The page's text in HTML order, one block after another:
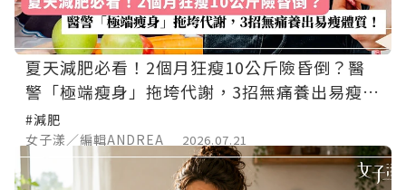
夏天減肥必看！2個月狂瘦10公斤險昏倒？醫
警「極端瘦身」拖垮代謝，3招無痛養出易瘦體
質！
#減肥
女子漾／編輯ANDREA
2026.07.21